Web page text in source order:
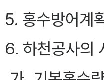
5. 홍수방어계
6. 하천공사의